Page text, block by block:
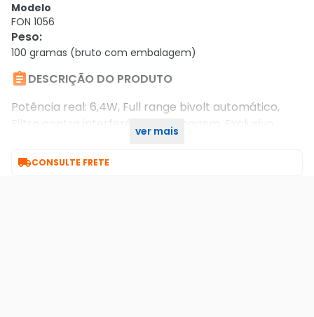
Modelo
FON 1056
Peso:
100 gramas (bruto com embalagem)
DESCRIÇÃO DO PRODUTO
Potência real: 6,4W, Full range bivolt automático,
Filtro contra interferência na imagem, Exclusivo
ver mais
CONSULTE FRETE